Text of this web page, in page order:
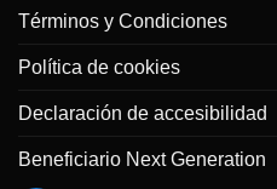
Términos y Condiciones
Política de cookies
Declaración de accesibilidad
Beneficiario Next Generation